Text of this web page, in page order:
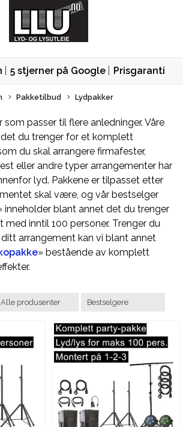
5 stjerner på Google Prisgaranti
Pakketilbud Lydpakker
passer til flere anledninger. Våre
du trenger for et komplett
du skal arrangere firmafester,
eller andre typer arrangementer har
lyd. Pakkene er tilpasset etter
skal være, og vår bestselger
inneholder blant annet det du trenger
med inntil 100 personer. Trenger du
arrangement kan vi blant annet
» bestående av komplett